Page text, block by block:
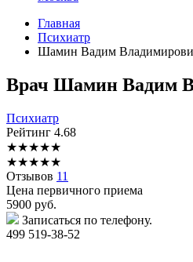
Главная
Психиатр
Шамин Вадим
Врач Шамин Вадим
Психиатр
Рейтинг 4.68
★★★★★
★★★★★
Отзывов 11
Цена первичного приема
5900 руб.
Записаться по телефону.
499 519-38-52